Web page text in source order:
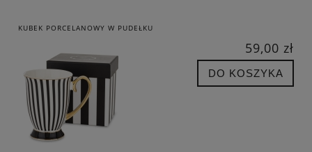
KUBEK PORCELANOWY W PUDEŁKU
59,00 zł
DO KOSZYKA